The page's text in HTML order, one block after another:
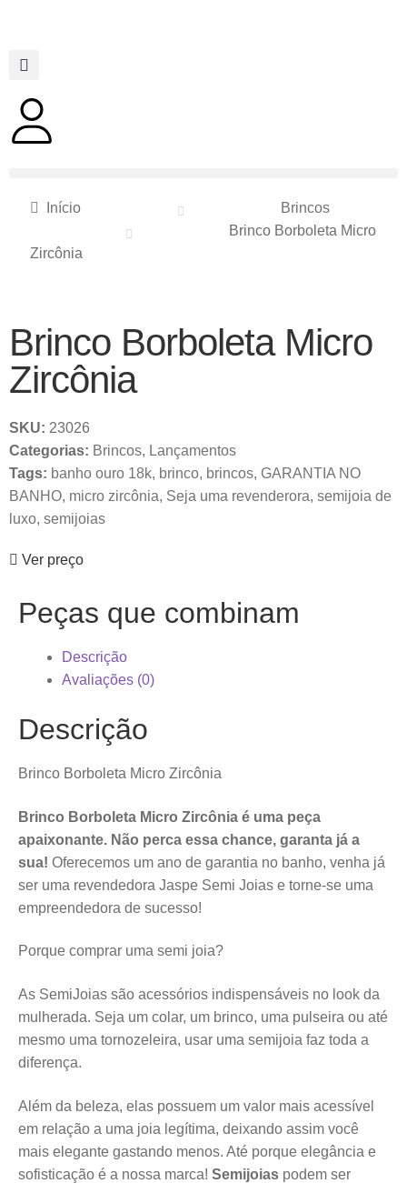
Início
Brincos
Brinco Borboleta Micro
Zircônia
Brinco Borboleta Micro
Zircônia
SKU: 23026
Categorias: Brincos, Lançamentos
Tags: banho ouro 18k, brinco, brincos, GARANTIA NO
BANHO, micro zircônia, Seja uma revenderora, semijoia de
luxo, semijoias
Ver preço
Peças que combinam
Descrição
Avaliações (0)
Descrição
Brinco Borboleta Micro Zircônia
Brinco Borboleta Micro Zircônia é uma peça
apaixonante. Não perca essa chance, garanta já a
sua! Oferecemos um ano de garantia no banho, venha já
ser uma revendedora Jaspe Semi Joias e torne-se uma
empreendedora de sucesso!
Porque comprar uma semi joia?
As SemiJoias são acessórios indispensáveis no look da
mulherada. Seja um colar, um brinco, uma pulseira ou até
mesmo uma tornozeleira, usar uma semijoia faz toda a
diferença.
Além da beleza, elas possuem um valor mais acessível
em relação a uma joia legítima, deixando assim você
mais elegante gastando menos. Até porque elegância e
sofisticação é a nossa marca! Semijoias podem ser